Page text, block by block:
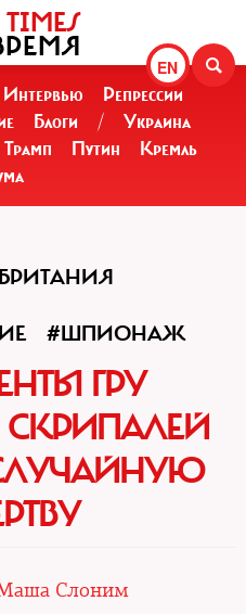
EN
Интервью
Репрессии
Блоги /
Украина
Трамп Путин
Кремль
#ШПИОНАЖ
ГРУ
Слоним